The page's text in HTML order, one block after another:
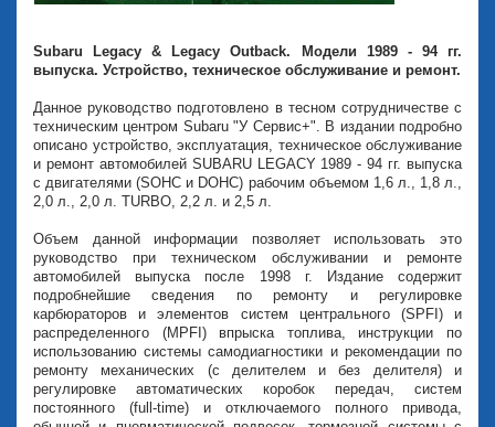
Subaru Legacy & Legacy Outback. Модели 1989 - 94 гг.
выпуска. Устройство, техническое обслуживание и ремонт.
Данное руководство подготовлено в тесном сотрудничестве с
техническим центром Subaru "У Сервис+". В издании подробно
описано устройство, эксплуатация, техническое обслуживание
и ремонт автомобилей SUBARU LEGACY 1989 - 94 гг. выпуска
с двигателями (SOHC и DOHC) рабочим объемом 1,6 л., 1,8 л.,
2,0 л., 2,0 л. TURBO, 2,2 л. и 2,5 л.
Объем данной информации позволяет использовать это
руководство при техническом обслуживании и ремонте
автомобилей выпуска после 1998 г. Издание содержит
подробнейшие сведения по ремонту и регулировке
карбюраторов и элементов систем центрального (SPFI) и
распределенного (MPFI) впрыска топлива, инструкции по
использованию системы самодиагностики и рекомендации по
ремонту механических (с делителем и без делителя) и
регулировке автоматических коробок передач, систем
постоянного (full-time) и отключаемого полного привода,